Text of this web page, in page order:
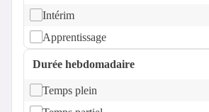
Intérim
Apprentissage
Durée hebdomadaire
Temps plein